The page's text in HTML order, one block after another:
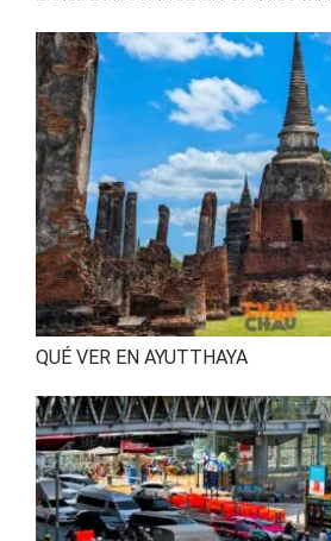
QUÉ VER EN AYUTTHAYA